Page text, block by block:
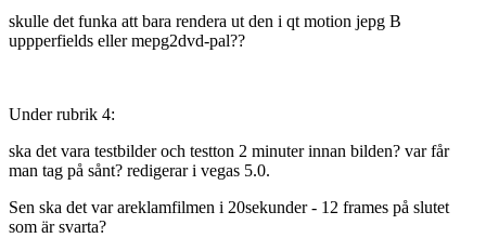
skulle det funka att bara rendera ut den i qt motion jepg B
uppperfields eller mepg2dvd-pal??
Under rubrik 4:
ska det vara testbilder och testton 2 minuter innan bilden? var får
man tag på sånt? redigerar i vegas 5.0.
Sen ska det var areklamfilmen i 20sekunder - 12 frames på slutet
som är svarta?